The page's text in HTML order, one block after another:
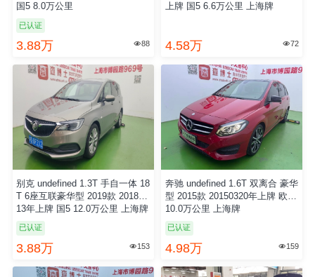
国5 8.0万公里
已认证
3.88万 88
上牌 国5 6.6万公里 上海牌
4.58万 72
别克 undefined 1.3T 手自一体 18
T 6座互联豪华型 2019款 201812
13年上牌 国5 12.0万公里 上海牌
已认证
3.88万  153
奔驰 undefined 1.6T 双离合 豪华
型 2015款 20150320年上牌 欧4
10.0万公里 上海牌
已认证
4.98万  159